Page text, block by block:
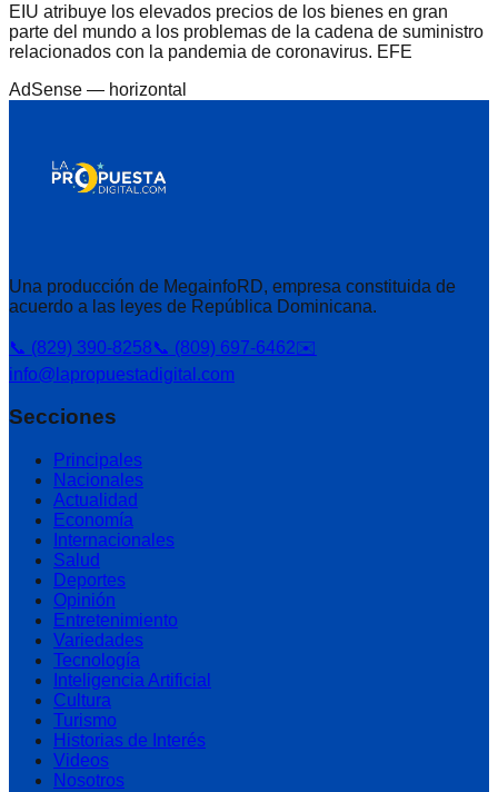
EIU atribuye los elevados precios de los bienes en gran
parte del mundo a los problemas de la cadena de suministro
relacionados con la pandemia de coronavirus. EFE
AdSense — horizontal
Una producción de MegainfoRD, empresa constituida de
acuerdo a las leyes de República Dominicana.
📞 (829) 390-8258📞 (809) 697-6462✉️
info@lapropuestadigital.com
Secciones
Principales
Nacionales
Actualidad
Economía
Internacionales
Salud
Deportes
Opinión
Entretenimiento
Variedades
Tecnología
Inteligencia Artificial
Cultura
Turismo
Historias de Interés
Videos
Nosotros